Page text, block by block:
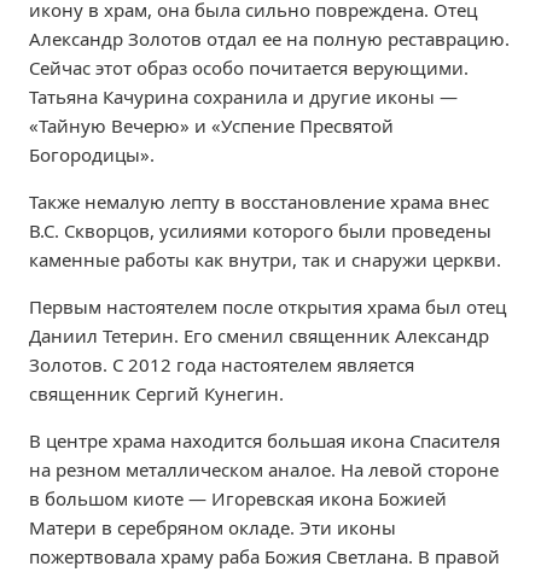
икону в храм, она была сильно повреждена. Отец
Александр Золотов отдал ее на полную реставрацию.
Сейчас этот образ особо почитается верующими.
Татьяна Качурина сохранила и другие иконы —
«Тайную Вечерю» и «Успение Пресвятой
Богородицы».
Также немалую лепту в восстановление храма внес
В.С. Скворцов, усилиями которого были проведены
каменные работы как внутри, так и снаружи церкви.
Первым настоятелем после открытия храма был отец
Даниил Тетерин. Его сменил священник Александр
Золотов. С 2012 года настоятелем является
священник Сергий Кунегин.
В центре храма находится большая икона Спасителя
на резном металлическом аналое. На левой стороне
в большом киоте — Игоревская икона Божией
Матери в серебряном окладе. Эти иконы
пожертвовала храму раба Божия Светлана. В правой